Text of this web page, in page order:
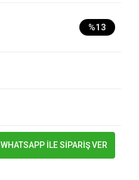
%13
WHATSAPP İLE SİPARİŞ VER